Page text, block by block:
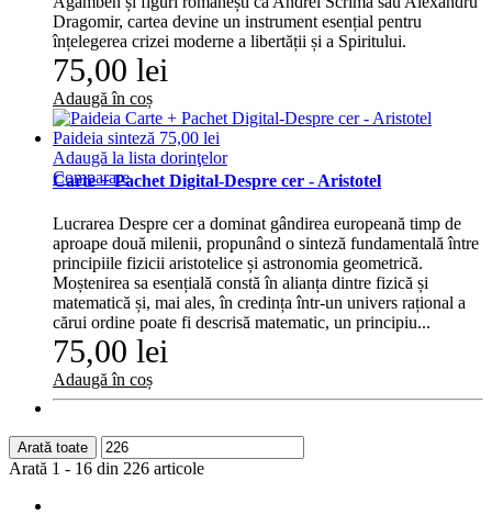
Dragomir, cartea devine un instrument esențial pentru
înțelegerea crizei moderne a libertății și a Spiritului.
75,00 lei
Adaugă în coș
Adaugă la lista dorinţelor
Comparare
Carte + Pachet Digital-Despre cer - Aristotel
Lucrarea Despre cer a dominat gândirea europeană timp de
aproape două milenii, propunând o sinteză fundamentală între
principiile fizicii aristotelice și astronomia geometrică.
Moștenirea sa esențială constă în alianța dintre fizică și
matematică și, mai ales, în credința într-un univers rațional a
cărui ordine poate fi descrisă matematic, un principiu...
75,00 lei
Adaugă în coș
Arată toate
Arată 1 - 16 din 226 articole